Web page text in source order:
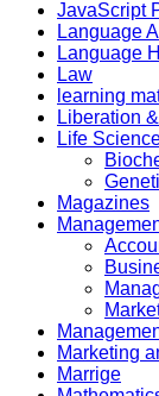
JavaScript
Language
Language
Law
learning
Liberation
Life
Magazines
Marketing
Marrige